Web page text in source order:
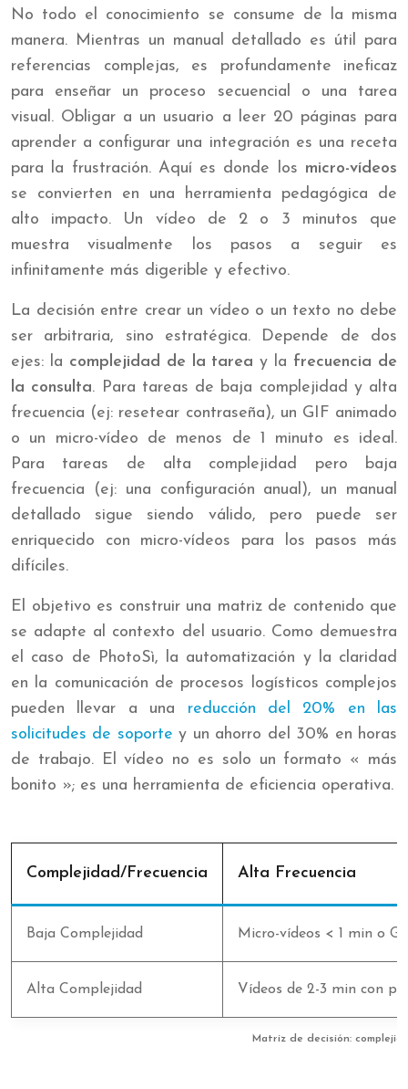
No todo el conocimiento se consume de la misma
manera. Mientras un manual detallado es útil para
referencias complejas, es profundamente ineficaz
para enseñar un proceso secuencial o una tarea
visual. Obligar a un usuario a leer 20 páginas para
aprender a configurar una integración es una receta
para la frustración. Aquí es donde los micro-vídeos
se convierten en una herramienta pedagógica de
alto impacto. Un vídeo de 2 o 3 minutos que
muestra visualmente los pasos a seguir es
infinitamente más digerible y efectivo.
La decisión entre crear un vídeo o un texto no debe
ser arbitraria, sino estratégica. Depende de dos
ejes: la complejidad de la tarea y la frecuencia de
la consulta. Para tareas de baja complejidad y alta
frecuencia (ej: resetear contraseña), un GIF animado
o un micro-vídeo de menos de 1 minuto es ideal.
Para tareas de alta complejidad pero baja
frecuencia (ej: una configuración anual), un manual
detallado sigue siendo válido, pero puede ser
enriquecido con micro-vídeos para los pasos más
difíciles.
El objetivo es construir una matriz de contenido que
se adapte al contexto del usuario. Como demuestra
el caso de PhotoSì, la automatización y la claridad
en la comunicación de procesos logísticos complejos
pueden llevar a una reducción del 20% en las
solicitudes de soporte y un ahorro del 30% en horas
de trabajo. El vídeo no es solo un formato « más
bonito »; es una herramienta de eficiencia operativa.
Matriz de decisión:
Complejidad/Frecuencia Alta Frecuencia
Baja Complejidad Micro-vídeos < 1 min o
Alta Complejidad Vídeos de 2-3 min con